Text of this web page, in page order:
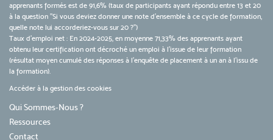
apprenants formés est de 91,6% (taux de participants ayant répondu entre 13 et 20
à la question "Si vous deviez donner une note d’ensemble à ce cycle de formation,
quelle note lui accorderiez-vous sur 20 ?")
Taux d’emploi net : En 2024-2025, en moyenne 71,33% des apprenants ayant
obtenu leur certification ont décroché un emploi à l'issue de leur formation
(résultat moyen cumulé des réponses à l'enquête de placement à un an à l'issu de
la formation).
Accéder à la gestion des cookies
Qui Sommes-Nous ?
Ressources
Contact